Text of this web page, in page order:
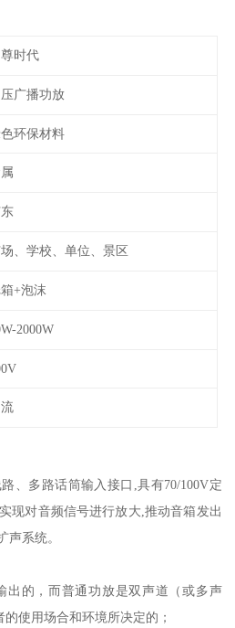
时代
广播功放
环保材料
场、学校、单位、景区
+泡沫
2000W
、多路话筒输入接口,具有70/100V定
现对音频信号进行放大,推动音箱发出
声系统。
出的，而普通功放是双声道（或多声
使用场合和环境所决定的；